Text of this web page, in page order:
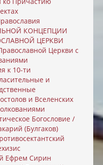
КОНЦЕПЦИИ
ЦЕРКВИ
Церкви с
к 10-ти
и
и Вселенских
Богословие /
(Булгаков)
Ефрем Сирин